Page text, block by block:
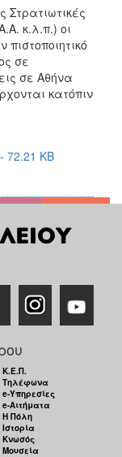
Στρατιωτικές
κ.λ.π.) οι
σε
σε Αθήνα
κατόπιν
72.21 KB
Κ.Ε.Π.
Τηλέφωνα
e-Υπηρεσίες
e-Αιτήματα
Η Πόλη
Ιστορία
Κνωσός
Μουσεία